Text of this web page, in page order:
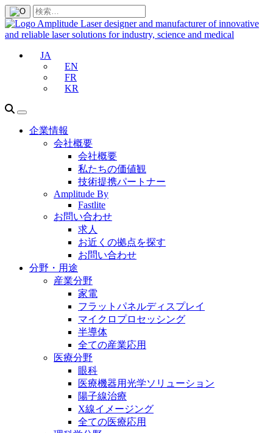
JA
EN
FR
KR
企業情報
会社概要
会社概要
私たちの価値観
技術提携パートナー
Amplitude By
Fastlite
お問い合わせ
求人
お近くの拠点を探す
お問い合わせ
分野・用途
産業分野
家電
フラットパネルディスプレイ
マイクロプロセッシング
半導体
全ての産業応用
医療分野
眼科
医療機器用光学ソリューション
陽子線治療
X線イメージング
全ての医療応用